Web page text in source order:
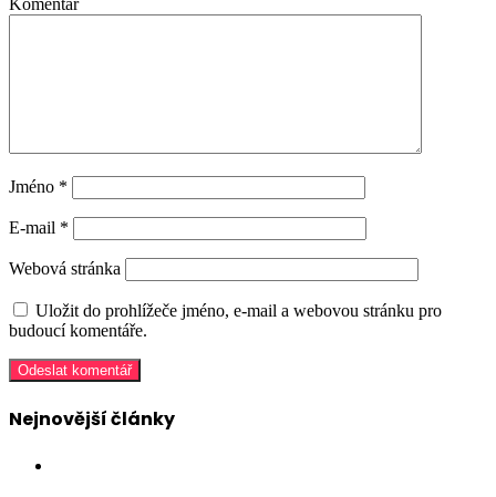
Jméno *
E-mail *
Webová stránka
Uložit do prohlížeče jméno, e-mail a webovou stránku pro
budoucí komentáře.
Nejnovější články